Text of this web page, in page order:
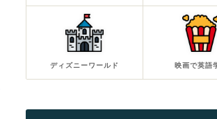
ディズニーワールド 映画で英語